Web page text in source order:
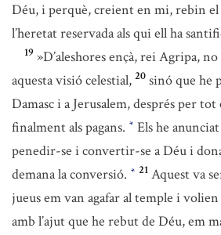
Déu, i perquè, creient en mi, rebin el
l’heretat reservada als qui ell ha
19 »D’aleshores ençà, rei Agripa,
aquesta visió celestial, 20 sinó que he
Damasc i a Jerusalem, després per
finalment als pagans. * Els he
penedir-se i convertir-se a Déu i
demana la conversió. * 21 Aquest va
jueus em van agafar al temple i
amb l’ajut que he rebut de Déu, em